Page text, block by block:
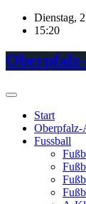
Skip
Dienstag,
15:20
Start
Oberpfalz-
Fussball